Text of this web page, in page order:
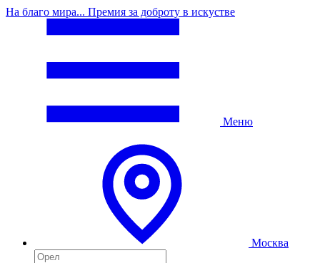
На благо мира... Премия за доброту в искустве
Меню
Москва